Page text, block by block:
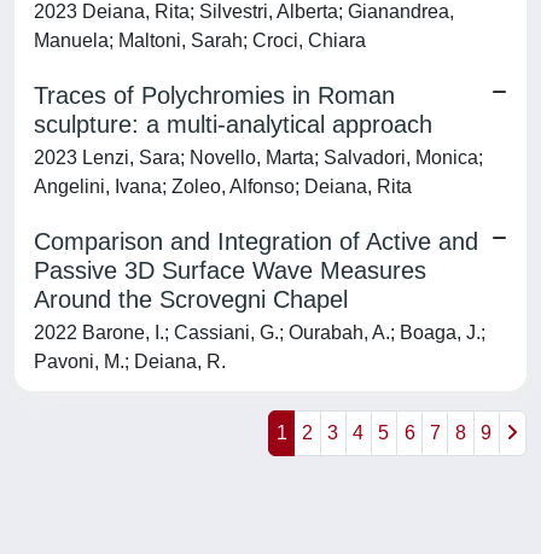
2023 Deiana, Rita; Silvestri, Alberta; Gianandrea,
Manuela; Maltoni, Sarah; Croci, Chiara
Traces of Polychromies in Roman
sculpture: a multi-analytical approach
2023 Lenzi, Sara; Novello, Marta; Salvadori, Monica;
Angelini, Ivana; Zoleo, Alfonso; Deiana, Rita
Comparison and Integration of Active and
Passive 3D Surface Wave Measures
Around the Scrovegni Chapel
2022 Barone, I.; Cassiani, G.; Ourabah, A.; Boaga, J.;
Pavoni, M.; Deiana, R.
1 2 3 4 5 6 7 8 9